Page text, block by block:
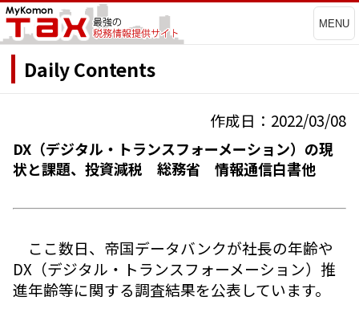
MENU
Daily Contents
作成日：2022/03/08
DX（デジタル・トランスフォーメーション）の現
状と課題、投資減税 総務省 情報通信白書他
ここ数日、帝国データバンクが社長の年齢や
DX（デジタル・トランスフォーメーション）推
進年齢等に関する調査結果を公表しています。